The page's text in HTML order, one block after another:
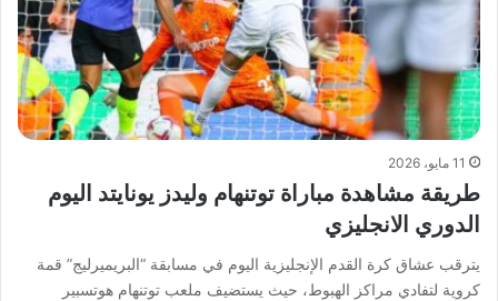
11 مايو، 2026
طريقة مشاهدة مباراة توتنهام وليدز يونايتد اليوم
الدوري الانجليزي
يترقب عشاق كرة القدم الإنجليزية اليوم في مسابقة “البريميرليج” قمة
كروية لتفادي مراكز الهبوط، حيث يستضيف ملعب توتنهام هوتسبير